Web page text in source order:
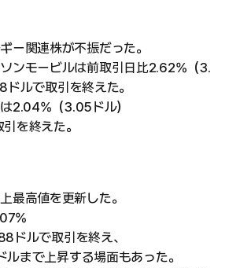
ー関連株が不振だった。
ンモービルは前取引日比2.62%（3.
ルで取引を終えた。
2.04%（3.05ドル）
を終えた。
最高値を更新した。
ドルで取引を終え、
まで上昇する場面もあった。